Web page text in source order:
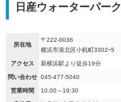
日産ウォーターパーク
所在地
〒222-0036
横浜市港北区小机町3302ｰ5
アクセス 新横浜駅より徒歩19分
問い合わせ 045-477-5040
営業時間 10:00～19:30